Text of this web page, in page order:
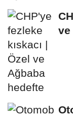
ve